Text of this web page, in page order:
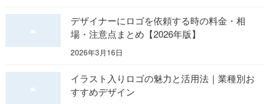
デザイナーにロゴを依頼する時の料金・相
場・注意点まとめ【2026年版】
2026年3月16日
イラスト入りロゴの魅力と活用法｜業種別お
すすめデザイン